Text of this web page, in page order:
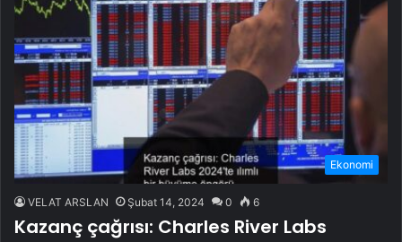
Ekonomi
VELAT ARSLAN Şubat 14, 2024 0 6
Kazanç çağrısı: Charles River Labs